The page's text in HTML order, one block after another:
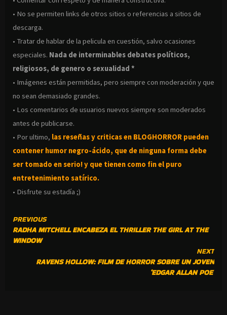
• No se permiten links de otros sitios o referencias a sitios de
descarga.
• Tratar de hablar de la pelicula en cuestión, salvo ocasiones
especiales. Nada de interminables debates políticos,
religiosos, de genero o sexualidad *
• Imágenes están permitidas, pero siempre con moderación y que
no sean demasiado grandes.
• Los comentarios de usuarios nuevos siempre son moderados
antes de publicarse.
• Por ultimo, las reseñas y criticas en BLOGHORROR pueden
contener humor negro-ácido, que de ninguna forma debe
ser tomado en serio! y que tienen como fin el puro
entretenimiento satírico.
• Disfrute su estadía ;)
CONTINUE
READING
PREVIOUS
RADHA MITCHELL ENCABEZA EL THRILLER THE GIRL AT THE
WINDOW
NEXT
RAVENS HOLLOW: FILM DE HORROR SOBRE UN JOVEN
‘EDGAR ALLAN POE’